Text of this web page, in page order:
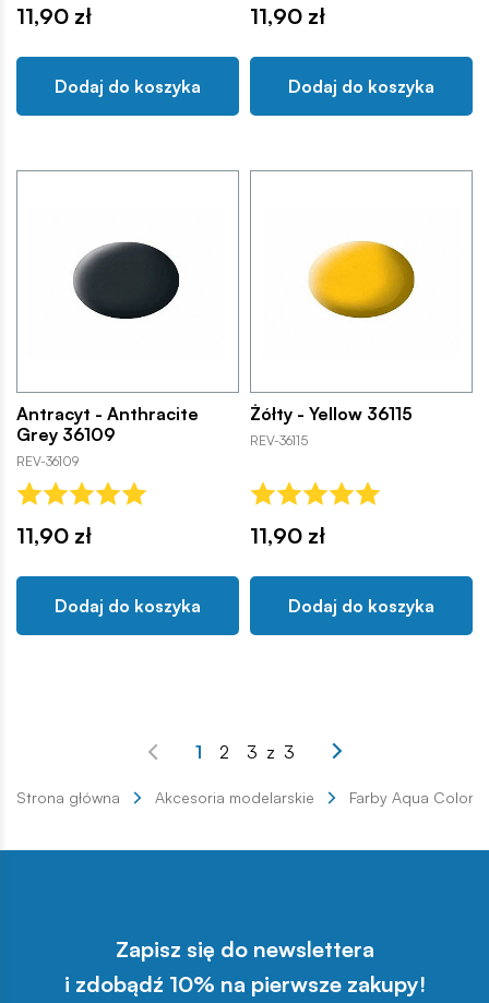
11,90 zł
Dodaj do koszyka
11,90 zł
Dodaj do koszyka
Antracyt - Anthracite
Grey 36109
REV-36109
11,90 zł
Dodaj do koszyka
Żółty - Yellow 36115
REV-36115
11,90 zł
Dodaj do koszyka
1 2 3 z 3
Strona główna Akcesoria modelarskie Farby Aqua Color
Zapisz się do newslettera
i zdobądź 10% na pierwsze zakupy!